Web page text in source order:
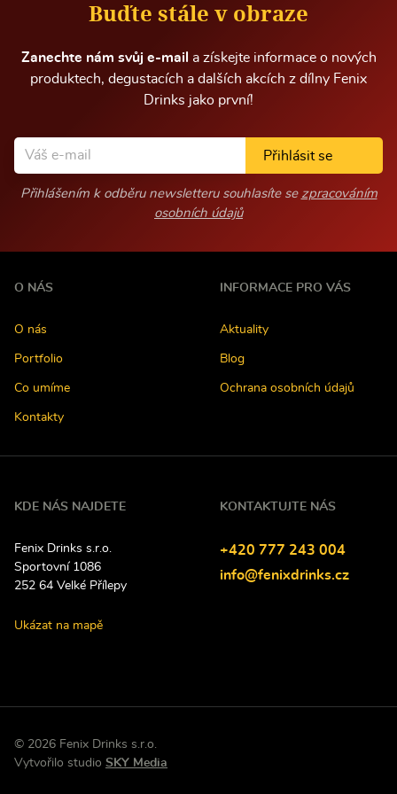
m
a
Buďte stále v obraze
Zanechte nám svůj e-mail
a získejte informace o nových
produktech, degustacích a dalších akcích z dílny Fenix
Drinks jako první!
Přihlásit se
Přihlášením k odběru newsletteru souhlasíte se zpracováním
osobních údajů
O NÁS
O nás
Portfolio
Co umíme
Kontakty
INFORMACE PRO VÁS
Aktuality
Blog
Ochrana osobních údajů
KDE NÁS NAJDETE
Fenix Drinks s.r.o.
Sportovní 1086
252 64 Velké Přílepy
Ukázat na mapě
KONTAKTUJTE NÁS
Telefon:
+420 777 243 004
E-
info@fenixdrinks.cz
© 2026 Fenix Drinks s.r.o.
Vytvořilo studio SKY Media